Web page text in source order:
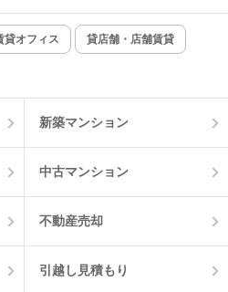
インターネット無料
物件一覧に反映
貸オフィス 貸店舗・店舗賃貸
新築マンション
中古マンション
不動産売却
引越し見積もり